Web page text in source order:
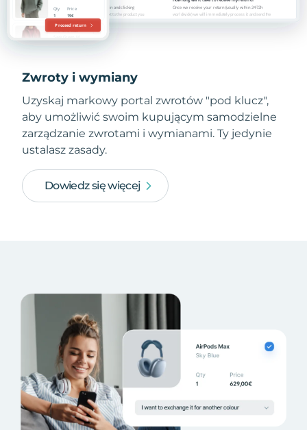
Zwroty i wymiany
Uzyskaj markowy portal zwrotów "pod klucz",
aby umożliwić swoim kupującym samodzielne
zarządzanie zwrotami i wymianami. Ty jedynie
ustalasz zasady.
Dowiedz się więcej